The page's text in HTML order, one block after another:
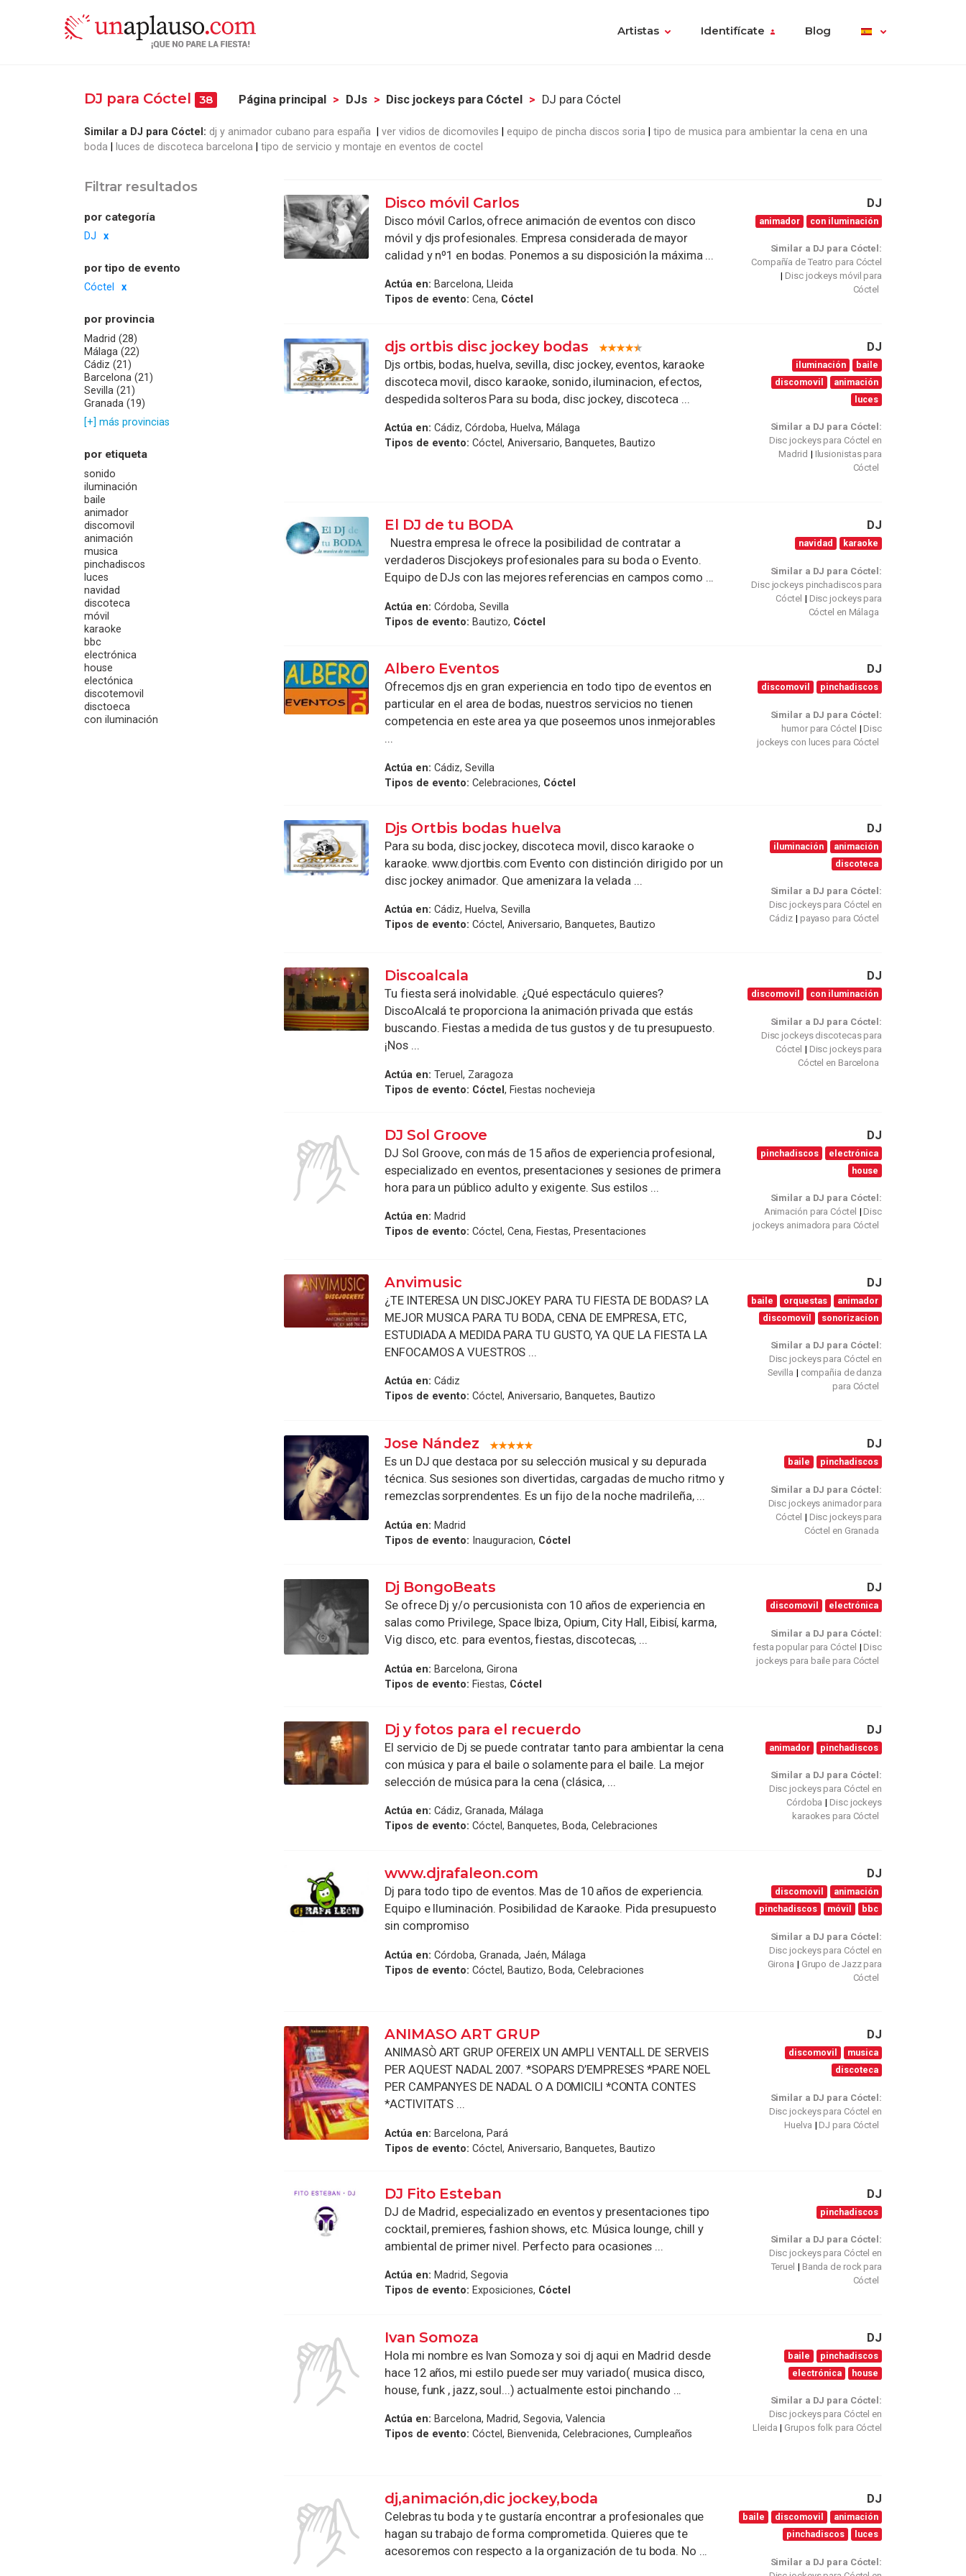
Artistas Identifícate Blog
DJ para Cóctel 38 Página principal DJs Disc jockeys para Cóctel DJ para Cóctel
Similar a DJ para Cóctel: dj y animador cubano para españa ver vidios de dicomoviles equipo de pincha discos soria
tipo de musica para ambientar la cena en una
boda
luces de discoteca barcelona tipo de servicio y montaje en eventos de coctel
Filtrar resultados
por categoría
DJ
por tipo de evento
Cóctel
por provincia
Madrid (28)
Málaga (22)
Cádiz (21)
Barcelona (21)
Sevilla (21)
Granada (19)
[+] más provincias
por etiqueta
sonido
iluminación
baile
animador
discomovil
animación
musica
pinchadiscos
luces
navidad
discoteca
móvil
karaoke
bbc
electrónica
house
electónica
discotemovil
disctoeca
con iluminación
Disco móvil Carlos
Disco móvil Carlos, ofrece animación de eventos con disco
móvil y djs profesionales. Empresa considerada de mayor
calidad y nº1 en bodas. Ponemos a su disposición la máxima ...
Actúa en: Barcelona, Lleida
Tipos de evento: Cena, Cóctel
DJ
animador con iluminación
Similar a DJ para Cóctel:
Compañía de Teatro para Cóctel
Disc jockeys móvil para
Cóctel
djs ortbis disc jockey bodas
Djs ortbis, bodas, huelva, sevilla, disc jockey, eventos, karaoke
discoteca movil, disco karaoke, sonido, iluminacion, efectos,
despedida solteros Para su boda, disc jockey, discoteca ...
Actúa en: Cádiz, Córdoba, Huelva, Málaga
Tipos de evento: Cóctel, Aniversario, Banquetes, Bautizo
DJ
iluminación
baile
discomovil
animación
luces
Similar a DJ para Cóctel:
Disc jockeys para Cóctel en
Madrid
Ilusionistas para
Cóctel
El DJ de tu BODA
Nuestra empresa le ofrece la posibilidad de contratar a
verdaderos Discjokeys profesionales para su boda o Evento.
Equipo de DJs con las mejores referencias en campos como ...
Actúa en: Córdoba, Sevilla
Tipos de evento: Bautizo, Cóctel
DJ
navidad karaoke
Similar a DJ para Cóctel:
Disc jockeys pinchadiscos para
Cóctel
Disc jockeys para
Cóctel en Málaga
Albero Eventos
Ofrecemos djs en gran experiencia en todo tipo de eventos en
particular en el area de bodas, nuestros servicios no tienen
competencia en este area ya que poseemos unos inmejorables
...
Actúa en: Cádiz, Sevilla
Tipos de evento: Celebraciones, Cóctel
DJ
discomovil pinchadiscos
Similar a DJ para Cóctel:
humor para Cóctel
Disc
jockeys con luces para Cóctel
Djs Ortbis bodas huelva
Para su boda, disc jockey, discoteca movil, disco karaoke o
karaoke. www.djortbis.com Evento con distinción dirigido por un
disc jockey animador. Que amenizara la velada ...
Actúa en: Cádiz, Huelva, Sevilla
Tipos de evento: Cóctel, Aniversario, Banquetes, Bautizo
DJ
iluminación
animación
discoteca
Similar a DJ para Cóctel:
Disc jockeys para Cóctel en
Cádiz
payaso para Cóctel
Discoalcala
Tu fiesta será inolvidable. ¿Qué espectáculo quieres?
DiscoAlcalá te proporciona la animación privada que estás
buscando. Fiestas a medida de tus gustos y de tu presupuesto.
¡Nos ...
Actúa en: Teruel, Zaragoza
Tipos de evento: Cóctel, Fiestas nochevieja
DJ
discomovil con iluminación
Similar a DJ para Cóctel:
Disc jockeys discotecas para
Cóctel
Disc jockeys para
Cóctel en Barcelona
DJ Sol Groove
DJ Sol Groove, con más de 15 años de experiencia profesional,
especializado en eventos, presentaciones y sesiones de primera
hora para un público adulto y exigente. Sus estilos ...
Actúa en: Madrid
Tipos de evento: Cóctel, Cena, Fiestas, Presentaciones
DJ
pinchadiscos
electrónica
house
Similar a DJ para Cóctel:
Animación para Cóctel
Disc
jockeys animadora para Cóctel
Anvimusic
¿TE INTERESA UN DISCJOKEY PARA TU FIESTA DE BODAS? LA
MEJOR MUSICA PARA TU BODA, CENA DE EMPRESA, ETC,
ESTUDIADA A MEDIDA PARA TU GUSTO, YA QUE LA FIESTA LA
ENFOCAMOS A VUESTROS ...
Actúa en: Cádiz
Tipos de evento: Cóctel, Aniversario, Banquetes, Bautizo
DJ
baile orquestas
animador
discomovil
sonorizacion
Similar a DJ para Cóctel:
Disc jockeys para Cóctel en
Sevilla
compañia de danza
para Cóctel
Jose Nández
Es un DJ que destaca por su selección musical y su depurada
técnica. Sus sesiones son divertidas, cargadas de mucho ritmo y
remezclas sorprendentes. Es un fijo de la noche madrileña, ...
Actúa en: Madrid
Tipos de evento: Inauguracion, Cóctel
DJ
baile pinchadiscos
Similar a DJ para Cóctel:
Disc jockeys animador para
Cóctel
Disc jockeys para
Cóctel en Granada
Dj BongoBeats
Se ofrece Dj y/o percusionista con 10 años de experiencia en
salas como Privilege, Space Ibiza, Opium, City Hall, Eibisí, karma,
Vig disco, etc. para eventos, fiestas, discotecas, ...
Actúa en: Barcelona, Girona
Tipos de evento: Fiestas, Cóctel
DJ
discomovil electrónica
Similar a DJ para Cóctel:
festa popular para Cóctel
Disc
jockeys para baile para Cóctel
Dj y fotos para el recuerdo
El servicio de Dj se puede contratar tanto para ambientar la cena
con música y para el baile o solamente para el baile. La mejor
selección de música para la cena (clásica, ...
Actúa en: Cádiz, Granada, Málaga
Tipos de evento: Cóctel, Banquetes, Boda, Celebraciones
DJ
animador pinchadiscos
Similar a DJ para Cóctel:
Disc jockeys para Cóctel en
Córdoba
Disc jockeys
karaokes para Cóctel
www.djrafaleon.com
Dj para todo tipo de eventos. Mas de 10 años de experiencia.
Equipo e Iluminación. Posibilidad de Karaoke. Pida presupuesto
sin compromiso
Actúa en: Córdoba, Granada, Jaén, Málaga
Tipos de evento: Cóctel, Bautizo, Boda, Celebraciones
DJ
discomovil
animación
pinchadiscos
móvil bbc
Similar a DJ para Cóctel:
Disc jockeys para Cóctel en
Girona
Grupo de Jazz para
Cóctel
ANIMASO ART GRUP
ANIMASÒ ART GRUP OFEREIX UN AMPLI VENTALL DE SERVEIS
PER AQUEST NADAL 2007. *SOPARS D’EMPRESES *PARE NOEL
PER CAMPANYES DE NADAL O A DOMICILI *CONTA CONTES
*ACTIVITATS ...
Actúa en: Barcelona, Pará
Tipos de evento: Cóctel, Aniversario, Banquetes, Bautizo
DJ
discomovil
musica
discoteca
Similar a DJ para Cóctel:
Disc jockeys para Cóctel en
Huelva
DJ para Cóctel
DJ Fito Esteban
DJ de Madrid, especializado en eventos y presentaciones tipo
cocktail, premieres, fashion shows, etc. Música lounge, chill y
ambiental de primer nivel. Perfecto para ocasiones ...
Actúa en: Madrid, Segovia
Tipos de evento: Exposiciones, Cóctel
DJ
pinchadiscos
Similar a DJ para Cóctel:
Disc jockeys para Cóctel en
Teruel
Banda de rock para
Cóctel
Ivan Somoza
Hola mi nombre es Ivan Somoza y soi dj aqui en Madrid desde
hace 12 años, mi estilo puede ser muy variado( musica disco,
house, funk , jazz, soul...) actualmente estoi pinchando ...
Actúa en: Barcelona, Madrid, Segovia, Valencia
Tipos de evento: Cóctel, Bienvenida, Celebraciones, Cumpleaños
DJ
baile
pinchadiscos
electrónica
house
Similar a DJ para Cóctel:
Disc jockeys para Cóctel en
Lleida
Grupos folk para Cóctel
dj,animación,dic jockey,boda
Celebras tu boda y te gustaría encontrar a profesionales que
hagan su trabajo de forma comprometida. Quieres que te
acesoremos con respecto a la organización de tu boda. No ...
DJ
baile discomovil
animación
pinchadiscos
luces
Similar a DJ para Cóctel: